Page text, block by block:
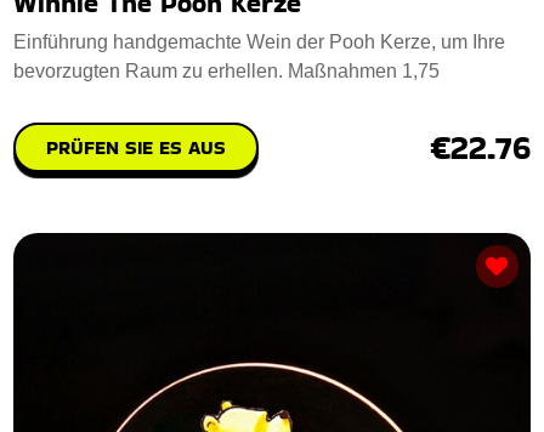
Einführung handgemachte Wein der Pooh Kerze, um Ihre
bevorzugten Raum zu erhellen. Maßnahmen 1,75
PRÜFEN SIE ES AUS €22.76